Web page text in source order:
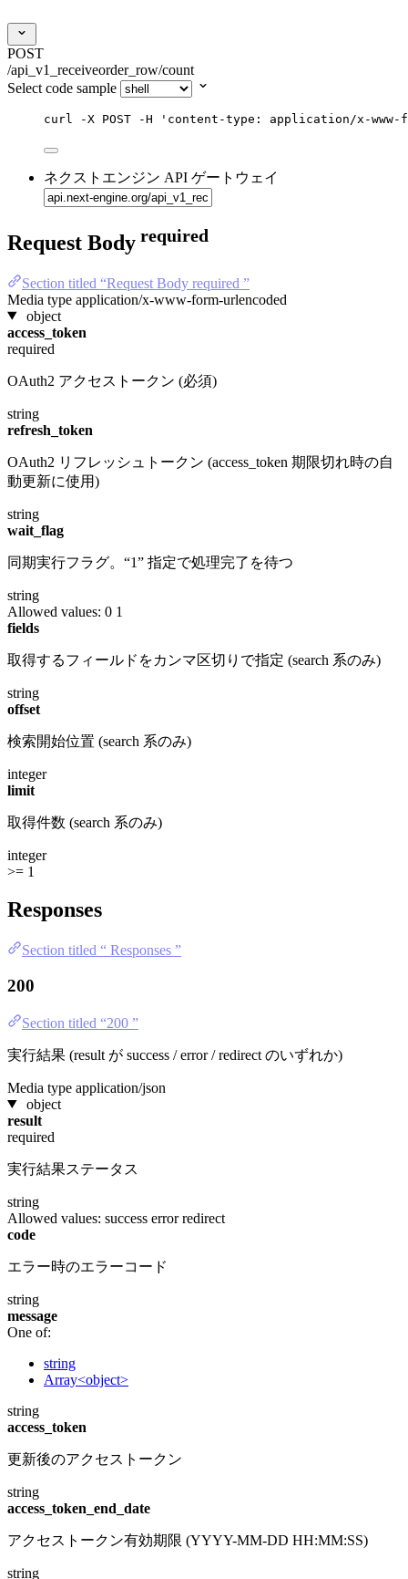
POST
/api_v1_receiveorder_row/count
Select code sample
curl -X POST -H ' content-type: application/x-www-
ネクストエンジン API ゲートウェイ
Request Body required
Section titled “Request Body required ”
Media type application/x-www-form-urlencoded
object
access_token
required
OAuth2 アクセストークン (必須)
string
refresh_token
OAuth2 リフレッシュトークン (access_token 期限切れ時の自
動更新に使用)
string
wait_flag
同期実行フラグ。“1” 指定で処理完了を待つ
string
Allowed values: 0 1
fields
取得するフィールドをカンマ区切りで指定 (search 系のみ)
string
offset
検索開始位置 (search 系のみ)
integer
limit
取得件数 (search 系のみ)
integer
>= 1
Responses
Section titled “ Responses ”
200
Section titled “200 ”
実行結果 (result が success / error / redirect のいずれか)
Media type application/json
object
result
required
実行結果ステータス
string
Allowed values: success errorredirect
code
エラー時のエラーコード
string
message
One of:
string
Array<object>
string
access_token
更新後のアクセストークン
string
access_token_end_date
アクセストークン有効期限 (YYYY-MM-DD HH:MM:SS)
string